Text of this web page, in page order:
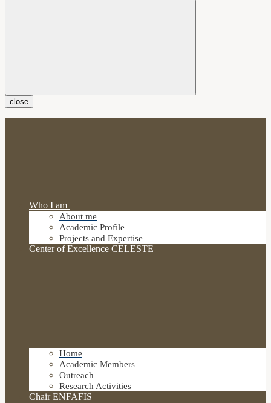
close
Who I am
About me
Academic Profile
Projects and Expertise
Center of Excellence CELESTE
Home
Academic Members
Outreach
Research Activities
Chair ENFAFIS